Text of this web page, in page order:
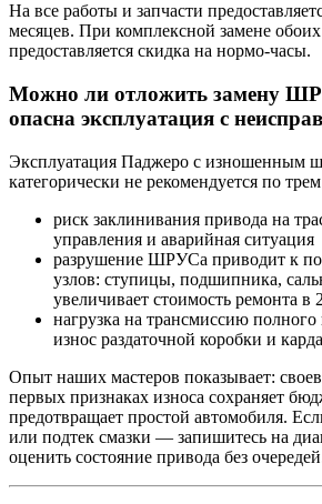
На все работы и запчасти
месяцев. При комплексной замене
предоставляется скидка на нормо-часы.
Можно ли отложить замену
опасна эксплуатация с
Эксплуатация Паджеро с изношенным
категорически не рекомендуется по
риск заклинивания привода на
управления и аварийная ситуация
разрушение ШРУСа приводит к
узлов: ступицы, подшипника,
увеличивает стоимость ремонта в
нагрузка на трансмиссию полного
износ раздаточной коробки и
Опыт наших мастеров показывает:
первых признаках износа сохраняет
предотвращает простой автомобиля.
или подтек смазки — запишитесь на
оценить состояние привода без